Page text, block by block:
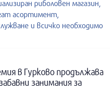
риболовен магазин,
асортимент,
и всичко необходимо
в Гурково продължава
занимания за